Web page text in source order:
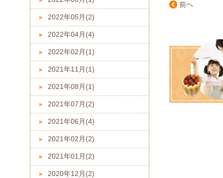
前へ
2022年05月(2)
2022年04月(4)
2022年02月(1)
2021年11月(1)
2021年08月(1)
2021年07月(2)
2021年06月(4)
2021年02月(2)
2021年01月(2)
2020年12月(2)